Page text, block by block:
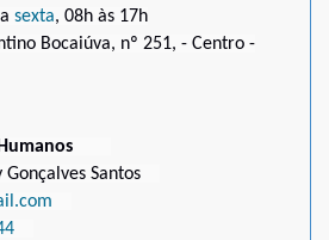
a sexta, 08h às 17h
Bocaiúva, nº 251, - Centro -
Humanos
Gonçalves Santos